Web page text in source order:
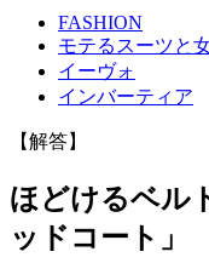
FASHION
モテるスーツと
イーヴォ
インバーティア
【解答】
ほどけるベル
ッドコート」